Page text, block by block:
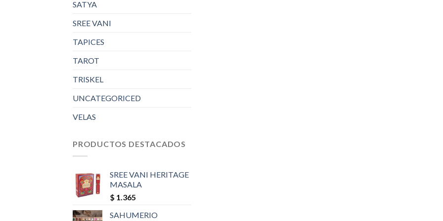
SATYA
SREE VANI
TAPICES
TAROT
TRISKEL
UNCATEGORICED
VELAS
PRODUCTOS DESTACADOS
SREE VANI HERITAGE
MASALA
$ 1.365
SAHUMERIO